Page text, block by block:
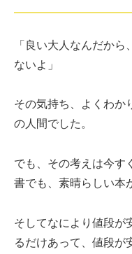
「良い大人なんだから
ないよ」
その気持ち、よくわか
の人間でした。
でも、その考えは今す
書でも、素晴らしい本
そしてなにより値段が
るだけあって、値段が